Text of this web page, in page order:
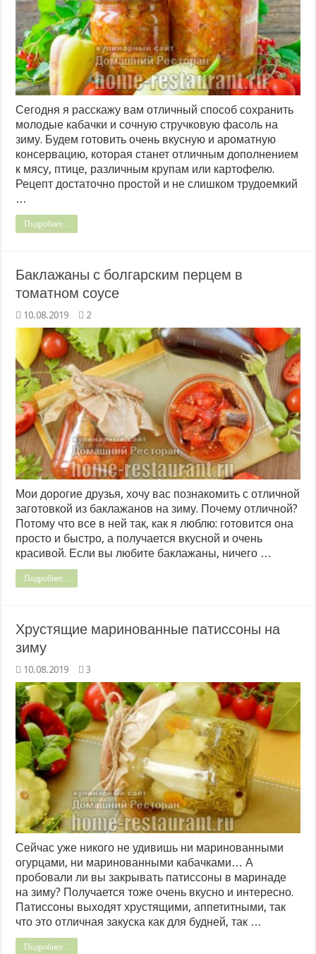
Сегодня я расскажу вам отличный способ сохранить
молодые кабачки и сочную стручковую фасоль на
зиму. Будем готовить очень вкусную и ароматную
консервацию, которая станет отличным дополнением
к мясу, птице, различным крупам или картофелю.
Рецепт достаточно простой и не слишком трудоемкий
…
Подробнее...
Баклажаны с болгарским перцем в
томатном соусе
10.08.2019 2
Мои дорогие друзья, хочу вас познакомить с отличной
заготовкой из баклажанов на зиму. Почему отличной?
Потому что все в ней так, как я люблю: готовится она
просто и быстро, а получается вкусной и очень
красивой. Если вы любите баклажаны, ничего …
Подробнее...
Хрустящие маринованные патиссоны на
зиму
10.08.2019 3
Сейчас уже никого не удивишь ни маринованными
огурцами, ни маринованными кабачками… А
пробовали ли вы закрывать патиссоны в маринаде
на зиму? Получается тоже очень вкусно и интересно.
Патиссоны выходят хрустящими, аппетитными, так
что это отличная закуска как для будней, так …
Подробнее...